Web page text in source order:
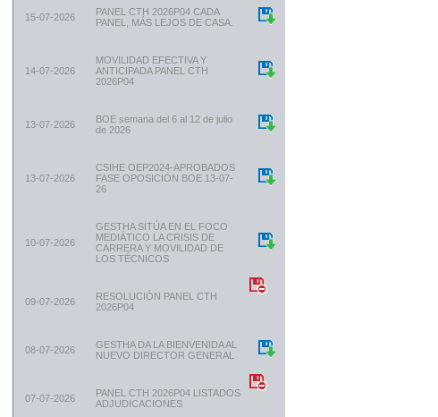
15-07-2026
PANEL CTH 2026P04 CADA
PANEL, MÁS LEJOS DE CASA.
14-07-2026
MOVILIDAD EFECTIVA Y
ANTICIPADA PANEL CTH
2026P04
13-07-2026
BOE semana del 6 al 12 de julio
de 2026
13-07-2026
CSIHE OEP2024-APROBADOS
FASE OPOSICIÓN BOE 13-07-
26
10-07-2026
GESTHA SITÚA EN EL FOCO
MEDIÁTICO LA CRISIS DE
CARRERA Y MOVILIDAD DE
LOS TÉCNICOS
09-07-2026
RESOLUCIÓN PANEL CTH
2026P04
08-07-2026
GESTHA DA LA BIENVENIDA AL
NUEVO DIRECTOR GENERAL
07-07-2026
PANEL CTH 2026P04 LISTADOS
ADJUDICACIONES